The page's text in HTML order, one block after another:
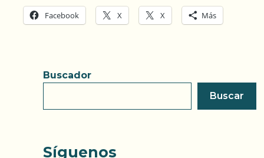
Facebook X X Más
Buscador
Buscar
Síguenos